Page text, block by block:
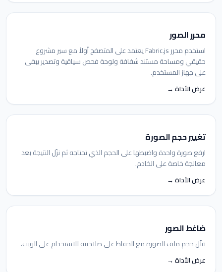
محرر الصور
استخدم محرر Fabric.js يعتمد على المتصفح أولاً مع سير مشروع
حقيقي ومساحة مستند شفافة ولوحة فحص سياقية وتصدير يبقى
على جهاز المستخدم.
عرض الأداة →
تغيير حجم الصورة
ارفع صورة واحدة واضبطها على الحجم الذي تحتاجه ثم نزّل النتيجة بعد
معالجة خاصة على الخادم.
عرض الأداة →
ضاغط الصور
قلّل حجم ملف الصورة مع الحفاظ على صلاحيته للاستخدام على الويب.
عرض الأداة →